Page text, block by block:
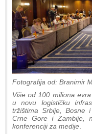
Fotografija od: Branimir
Više od 100 miliona
u novu logističku
tržištima Srbije, Bosne i
Crne Gore i Zambije,
konferenciji za medije